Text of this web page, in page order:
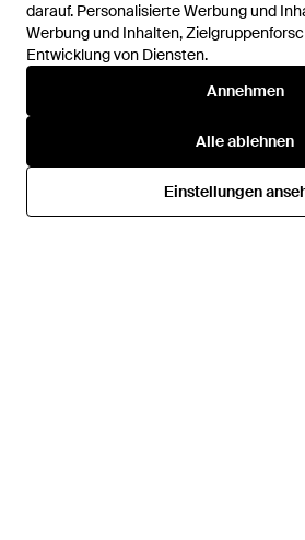
darauf. Personalisierte Werbung und
Werbung und Inhalten,
Entwicklung von Diensten.
Annehmen
Alle ablehnen
Einstellungen
darauf. Personalisierte Werbung und
Werbung und Inhalten,
Entwicklung von Diensten.
Annehmen
Alle ablehnen
Einstellungen
H&M
Peplumgilet mit V-Ausschnitt -
Weiß
29,99 €